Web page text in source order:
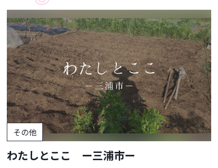
その他
わたしとここ ー三浦市ー